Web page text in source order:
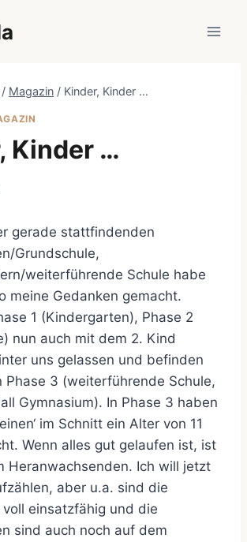
/ Magazin / Kinder, Kinder …
Kinder …
gerade stattfindenden
Grundschule,
weiterführende Schule habe
meine Gedanken gemacht.
1 (Kindergarten), Phase 2
nun auch mit dem 2. Kind
uns gelassen und befinden
Phase 3 (weiterführende Schule,
Gymnasium). In Phase 3 haben
im Schnitt ein Alter von 11
Wenn alles gut gelaufen ist, ist
Heranwachsenden. Ich will jetzt
aber u.a. sind die
einsatzfähig und die
sind auch noch auf dem